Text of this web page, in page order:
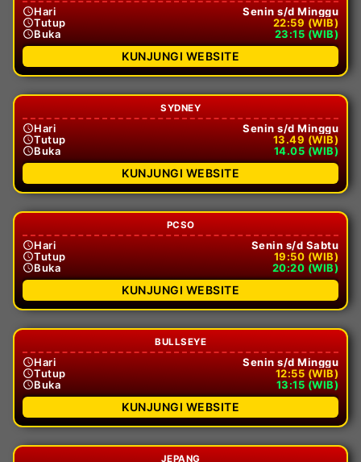
Hari
Senin s/d Minggu
Tutup
22:59 (WIB)
Buka
23:15 (WIB)
KUNJUNGI WEBSITE
SYDNEY
Hari
Senin s/d Minggu
Tutup
13.49 (WIB)
Buka
14.05 (WIB)
KUNJUNGI WEBSITE
PCSO
Hari
Senin s/d Sabtu
Tutup
19:50 (WIB)
Buka
20:20 (WIB)
KUNJUNGI WEBSITE
BULLSEYE
Hari
Senin s/d Minggu
Tutup
12:55 (WIB)
Buka
13:15 (WIB)
KUNJUNGI WEBSITE
JEPANG